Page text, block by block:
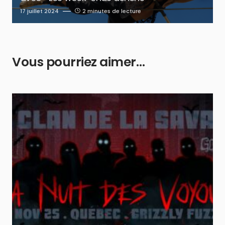
17 juillet 2024 2 minutes de lecture
Vous pourriez aimer…